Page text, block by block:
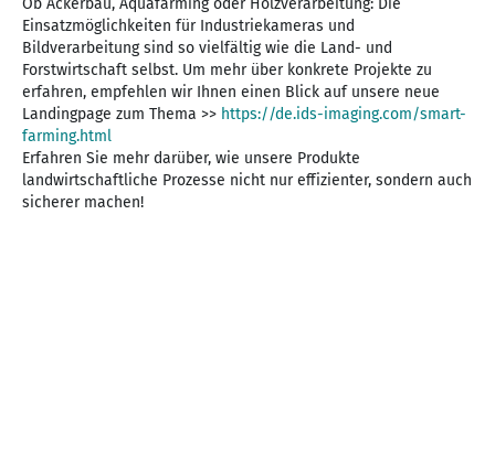
Einsatzmöglichkeiten für Industriekameras und
Bildverarbeitung sind so vielfältig wie die Land- und
Forstwirtschaft selbst. Um mehr über konkrete Projekte zu
erfahren, empfehlen wir Ihnen einen Blick auf unsere neue
Landingpage zum Thema >> https://de.ids-imaging.com/smart-
farming.html
Erfahren Sie mehr darüber, wie unsere Produkte
landwirtschaftliche Prozesse nicht nur effizienter, sondern auch
sicherer machen!